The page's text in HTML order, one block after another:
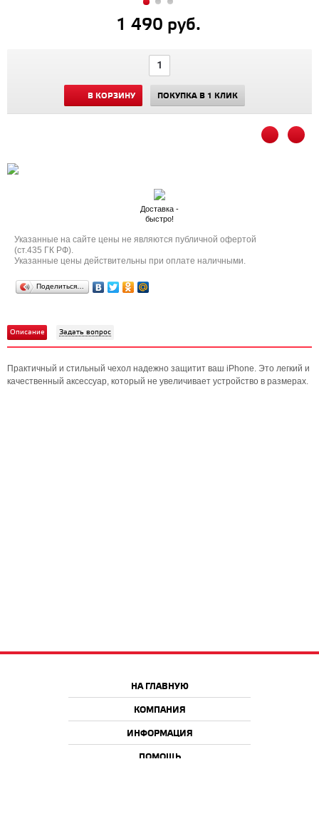
1 490 руб.
В КОРЗИНУ ПОКУПКА В 1 КЛИК
Доставка -
быстро!
Указанные на сайте цены не являются публичной офертой
(ст.435 ГК РФ).
Указанные цены действительны при оплате наличными.
Поделиться…
Описание Задать вопрос
Практичный и стильный чехол надежно защитит ваш iPhone. Это легкий и
качественный аксессуар, который не увеличивает устройство в размерах.
НА ГЛАВНУЮ
КОМПАНИЯ
ИНФОРМАЦИЯ
ПОМОЩЬ